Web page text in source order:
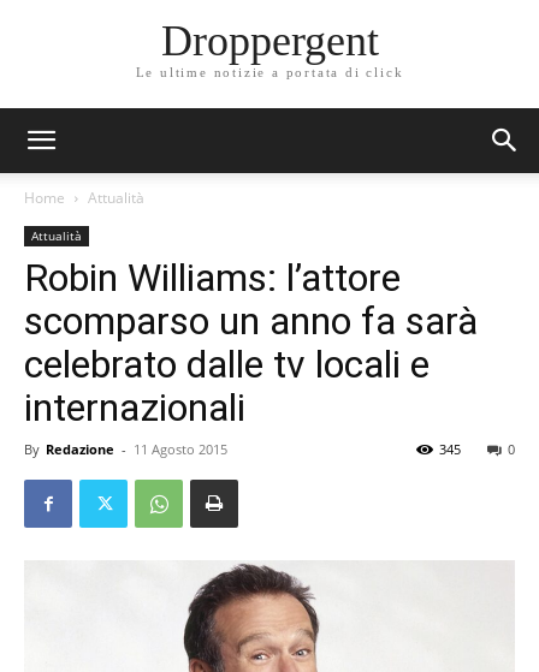
Droppergent
Le ultime notizie a portata di click
Home Attualità
Attualità
Robin Williams: l’attore
scomparso un anno fa sarà
celebrato dalle tv locali e
internazionali
By Redazione - 11 Agosto 2015 0
345